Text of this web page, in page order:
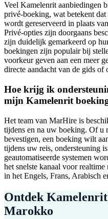
Veel Kamelenrit aanbiedingen
privé-boeking, wat betekent
wordt gereserveerd in plaats
Privé-opties zijn doorgaans
zijn duidelijk gemarkeerd op
boekingen zijn populair bij
voorkeur geven aan een meer
directe aandacht van de gids of
Hoe krijg ik
mijn Kamelenrit
Het team van MarHire is
tijdens en na uw boeking. Of u
bevestigen, een boeking wilt
tijdens uw reis, ondersteuning
geautomatiseerde systemen
het snelste kanaal voor realtime
in het Engels, Frans, Arabisch
Ontdek
Marokko